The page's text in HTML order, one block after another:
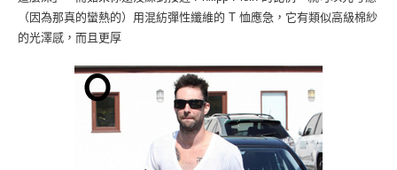
（因為那真的蠻熱的）用混紡彈性纖維的 T 恤應急，它有類似高級棉紗
的光澤感，而且更厚